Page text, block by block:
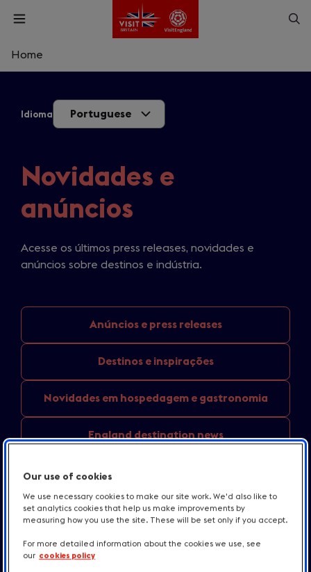
Skip
content
Open
a
Home
Idioma Portuguese
Novidades e
anúncios
Acesse os últimos press releases, novidades e
anúncios sobre destinos e indústria.
Anúncios e press releases
Destinos e inspirações
Novidades em hospedagem e gastronomia
England destination news
Recursos para
Fale conosco
Our use of cookies
We use necessary cookies to make our site work. We'd also like to
set analytics cookies that help us make improvements by
measuring how you use the site. These will be set only if you accept.
For more detailed information about the cookies we use, see
our cookies policy